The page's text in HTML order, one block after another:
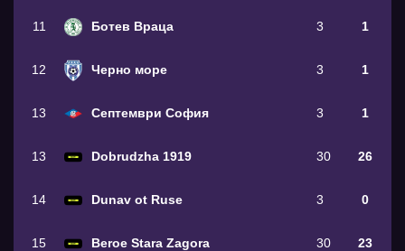
11 Ботев Враца 3 1
12 Черно море 3 1
13 Септември София 3 1
13 Dobrudzha 1919 30 26
14 Dunav ot Ruse 3 0
15 Beroe Stara Zagora 30 23